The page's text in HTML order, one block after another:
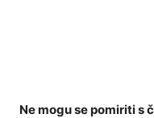
Ne mogu se pomiriti s